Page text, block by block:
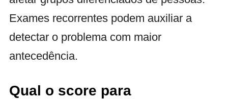
Exames recorrentes podem auxiliar a
detectar o problema com maior
antecedência.
Qual o score para